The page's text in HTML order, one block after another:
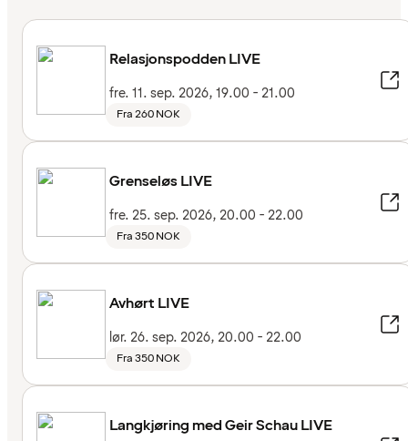
Relasjonspodden LIVE
fre. 11. sep. 2026, 19.00 - 21.00
Fra 260 NOK
Grenseløs LIVE
fre. 25. sep. 2026, 20.00 - 22.00
Fra 350 NOK
Avhørt LIVE
lør. 26. sep. 2026, 20.00 - 22.00
Fra 350 NOK
Langkjøring med Geir Schau LIVE